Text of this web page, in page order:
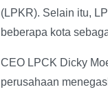
(LPKR). Selain itu,
beberapa kota
CEO LPCK Dicky
perusahaan